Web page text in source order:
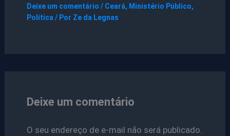
Deixe um comentário / Ceará, Ministério Público,
Política/ Por Ze da Legnas
Deixe um comentário
O seu endereço de e-mail não será publicado.